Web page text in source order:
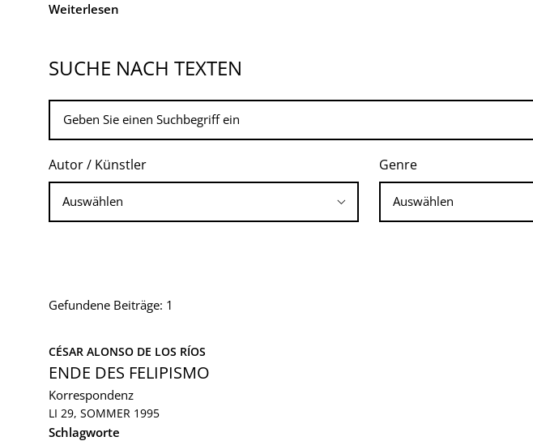
Weiterlesen
SUCHE NACH TEXTEN
Autor / Künstler Genre
Gefundene Beiträge: 1
CÉSAR ALONSO DE LOS RÍOS
ENDE DES FELIPISMO
Korrespondenz
LI 29, SOMMER 1995
Schlagworte